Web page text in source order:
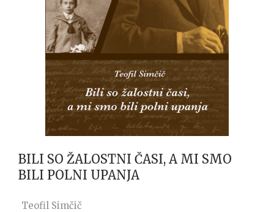
BILI SO ŽALOSTNI ČASI, A MI SMO
BILI POLNI UPANJA
Teofil Simčič